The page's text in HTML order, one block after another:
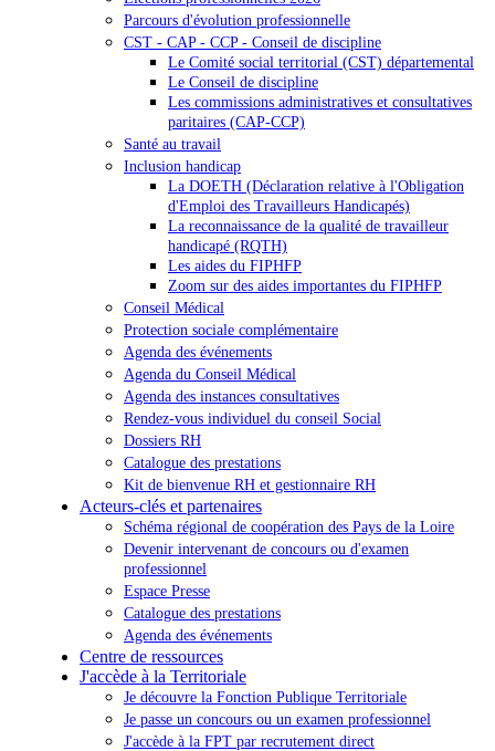
Parcours d'évolution professionnelle
CST - CAP - CCP - Conseil de discipline
Le Comité social territorial (CST) départemental
Le Conseil de discipline
Les commissions administratives et consultatives
paritaires (CAP-CCP)
Santé au travail
Inclusion handicap
La DOETH (Déclaration relative à l'Obligation
d'Emploi des Travailleurs Handicapés)
La reconnaissance de la qualité de travailleur
handicapé (RQTH)
Les aides du FIPHFP
Zoom sur des aides importantes du FIPHFP
Conseil Médical
Protection sociale complémentaire
Agenda des événements
Agenda du Conseil Médical
Agenda des instances consultatives
Rendez-vous individuel du conseil Social
Dossiers RH
Catalogue des prestations
Kit de bienvenue RH et gestionnaire RH
Acteurs-clés et partenaires
Schéma régional de coopération des Pays de la Loire
Devenir intervenant de concours ou d'examen
professionnel
Espace Presse
Catalogue des prestations
Agenda des événements
Centre de ressources
J'accède à la Territoriale
Je découvre la Fonction Publique Territoriale
Je passe un concours ou un examen professionnel
J'accède à la FPT par recrutement direct